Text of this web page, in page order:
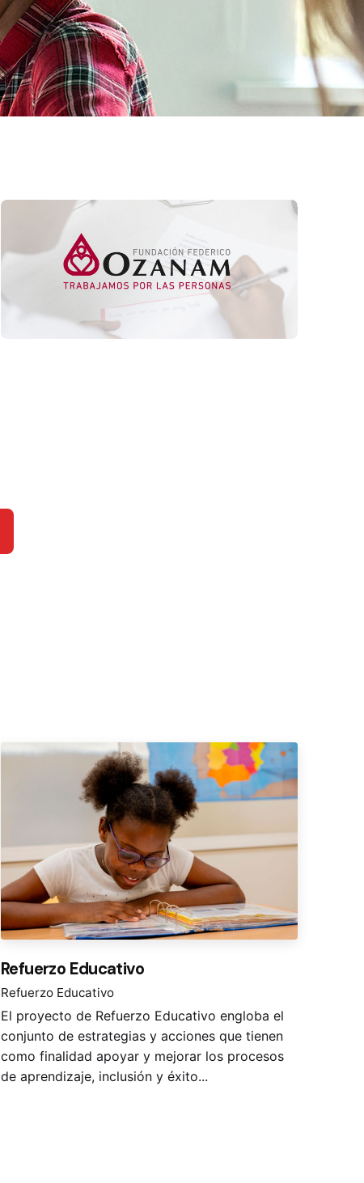
Refuerzo Educativo
Refuerzo Educativo
El proyecto de Refuerzo Educativo engloba el
conjunto de estrategias y acciones que tienen
como finalidad apoyar y mejorar los procesos
de aprendizaje, inclusión y éxito...